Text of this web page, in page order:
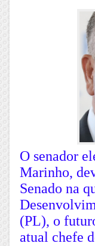
O senador
Marinho,
Senado na
(PL), o
atual chefe